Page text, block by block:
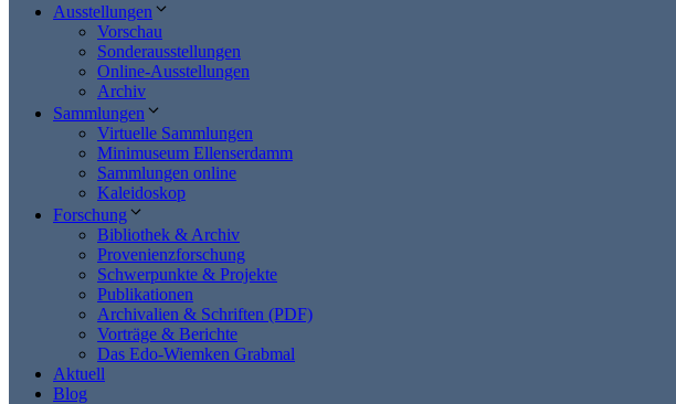
Ausstellungen
Vorschau
Sonderausstellungen
Online-Ausstellungen
Archiv
Sammlungen
Virtuelle Sammlungen
Minimuseum Ellenserdamm
Sammlungen online
Kaleidoskop
Forschung
Bibliothek & Archiv
Provenienzforschung
Schwerpunkte & Projekte
Publikationen
Archivalien & Schriften (PDF)
Vorträge & Berichte
Das Edo-Wiemken Grabmal
Aktuell
Blog